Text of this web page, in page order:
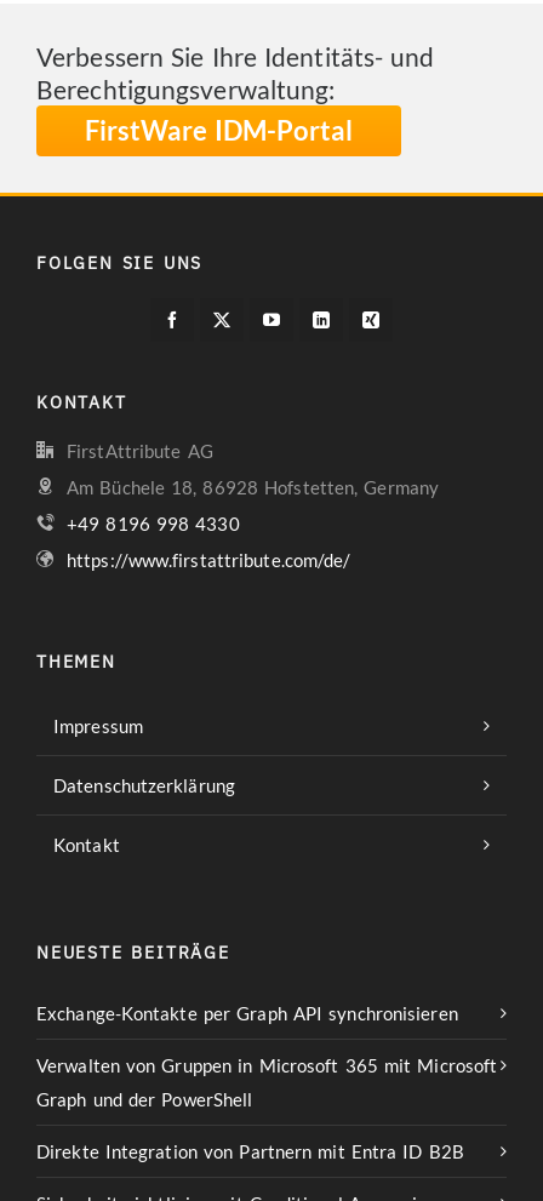
Verbessern Sie Ihre Identitäts- und
Berechtigungsverwaltung:
FirstWare IDM-Portal
FOLGEN SIE UNS
KONTAKT
FirstAttribute AG
Am Büchele 18, 86928 Hofstetten, Germany
+49 8196 998 4330
https://www.firstattribute.com/de/
THEMEN
Impressum
Datenschutzerklärung
Kontakt
NEUESTE BEITRÄGE
Exchange-Kontakte per Graph API synchronisieren
Verwalten von Gruppen in Microsoft 365 mit Microsoft
Graph und der PowerShell
Direkte Integration von Partnern mit Entra ID B2B